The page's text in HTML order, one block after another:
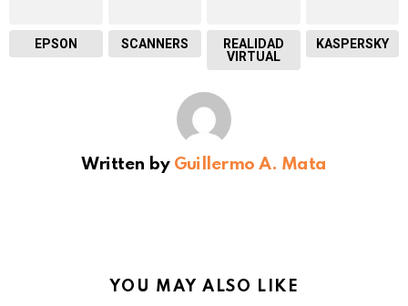
EPSON SCANNERS
REALIDAD
VIRTUAL
KASPERSKY
Written by Guillermo A. Mata
YOU MAY ALSO LIKE